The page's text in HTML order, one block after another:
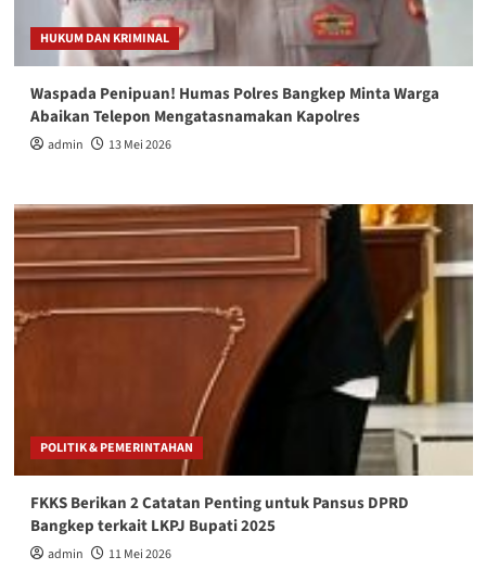
HUKUM DAN KRIMINAL
Waspada Penipuan! Humas Polres Bangkep Minta Warga
Abaikan Telepon Mengatasnamakan Kapolres
admin 13 Mei 2026
POLITIK & PEMERINTAHAN
FKKS Berikan 2 Catatan Penting untuk Pansus DPRD
Bangkep terkait LKPJ Bupati 2025
admin 11 Mei 2026